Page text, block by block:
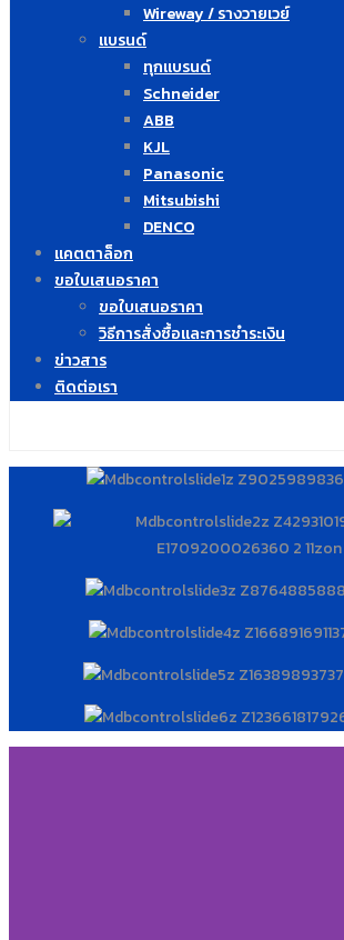
Wireway / รางวายเวย์
แบรนด์
ทุกแบรนด์
Schneider
ABB
KJL
Panasonic
Mitsubishi
DENCO
แคตตาล็อก
ขอใบเสนอราคา
ขอใบเสนอราคา
วิธีการสั่งซื้อและการชำระเงิน
ข่าวสาร
ติดต่อเรา